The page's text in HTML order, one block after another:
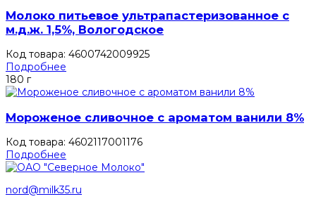
Молоко питьевое ультрапастеризованное с
м.д.ж. 1,5%, Вологодское
Код товара: 4600742009925
Подробнее
180 г
Мороженое сливочное с ароматом ванили 8%
Код товара: 4602117001176
Подробнее
nord@milk35.ru